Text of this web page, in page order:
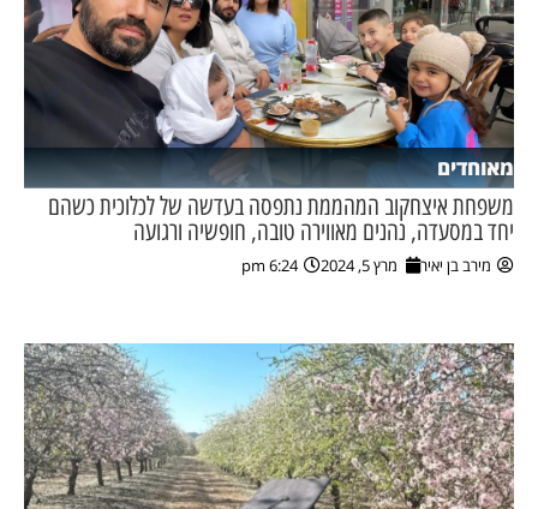
מאוחדים
משפחת איצחקוב המהממת נתפסה בעדשה של לכלוכית כשהם
יחד במסעדה, נהנים מאווירה טובה, חופשיה ורגועה
מירב בן יאיר מרץ 5, 2024 6:24 pm